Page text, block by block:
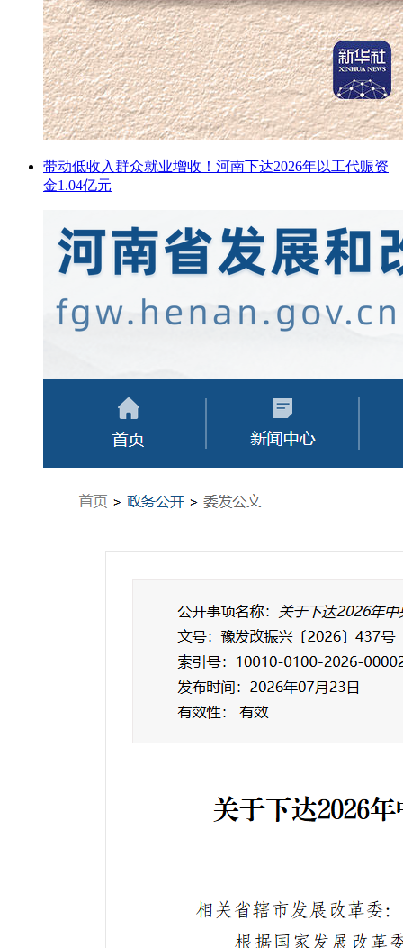
带动低收入群众就业增收！河南下达2026年以工代赈资
金1.04亿元